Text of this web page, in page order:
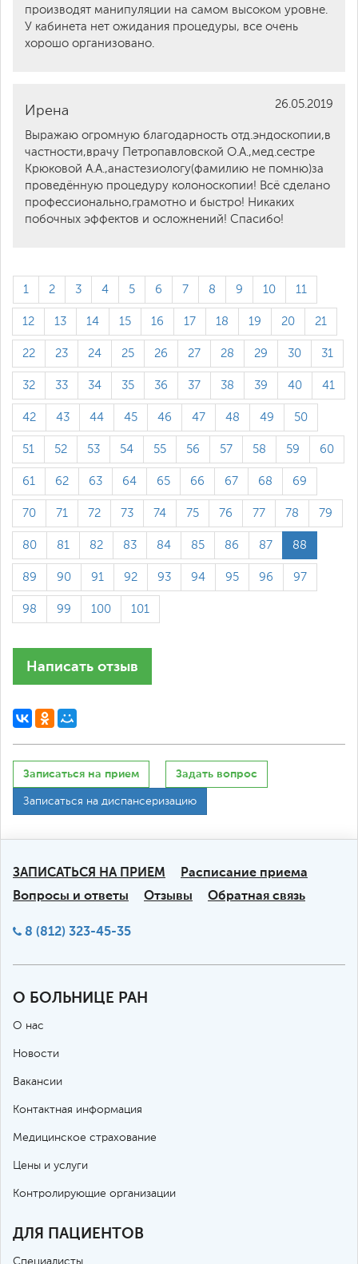
производят манипуляции на самом высоком уровне.
У кабинета нет ожидания процедуры, все очень
хорошо организовано.
26.05.2019
Ирена
Выражаю огромную благодарность отд.эндоскопии,в
частности,врачу Петропавловской О.А.,мед.сестре
Крюковой А.А.,анастезиологу(фамилию не помню)за
проведённую процедуру колоноскопии! Всё сделано
профессионально,грамотно и быстро! Никаких
побочных эффектов и осложнений! Спасибо!
1 2 3 4 5 6 7 8 9 10 11
12 13 14 15 16 17 18 19 20 21
22 23 24 25 26 27 28 29 30 31
32 33 34 35 36 37 38 39 40 41
42 43 44 45 46 47 48 49 50
51 52 53 54 55 56 57 58 59 60
61 62 63 64 65 66 67 68 69
70 71 72 73 74 75 76 77 78 79
80 81 82 83 84 85 86 87 88
89 90 91 92 93 94 95 96 97
98 99 100 101
Написать отзыв
Записаться на прием Задать вопрос
Записаться на диспансеризацию
ЗАПИСАТЬСЯ НА ПРИЕМ
Расписание приема
Вопросы и ответы
Отзывы Обратная связь
8 (812) 323-45-35
О БОЛЬНИЦЕ РАН
О нас
Новости
Вакансии
Контактная информация
Медицинское страхование
Цены и услуги
Контролирующие организации
ДЛЯ ПАЦИЕНТОВ
Специалисты